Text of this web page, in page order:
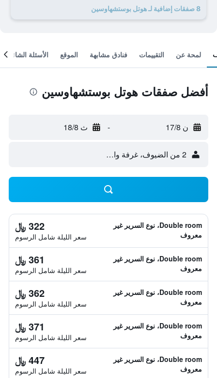
8 صفقات إضافية لـ هوتل بوستشهاوسين
لمحة عن التقييمات فنادق مشابهة الموقع الأسئلة الشائعة
أفضل صفقات هوتل بوستشهاوسين
ن 17/8 - ث 18/8
2 من الضيوف، غرفة واحدة
Double room، نوع السرير غير
معروف
322 ﷼
سعر الليلة شامل الرسوم
Double room، نوع السرير غير
معروف
361 ﷼
سعر الليلة شامل الرسوم
Double room، نوع السرير غير
معروف
362 ﷼
سعر الليلة شامل الرسوم
Double room، نوع السرير غير
معروف
371 ﷼
سعر الليلة شامل الرسوم
Double room، نوع السرير غير
معروف
447 ﷼
سعر الليلة شامل الرسوم